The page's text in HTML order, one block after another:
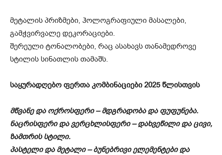
მეტალის პრიზმები, ჰოლოგრაფიული მასალები,
გამჭვირვალე დეკორაციები.
შერეული ტონალობები, რაც ასახავს თანამედროვე
სტილის სინათლის თამაშს.
საყურადღებო ფერთა კომბინაციები 2025 წლისთვის
მწვანე და ოქროსფერი – მდგრადობა და ფუფუნება.
ნაცრისფერი და ვერცხლისფერი – დახვეწილი და ცივი,
ზამთრის სტილი.
პასტელი და მეტალი – ბუნებრივი ელემენტები და